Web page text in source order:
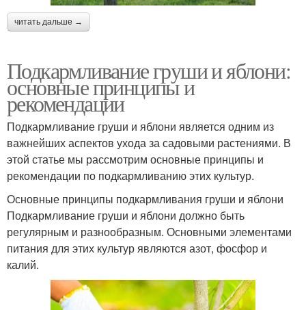
читать дальше →
Подкармливание груши и яблони:
основные принципы и
рекомендации
Подкармливание груши и яблони является одним из
важнейших аспектов ухода за садовыми растениями. В
этой статье мы рассмотрим основные принципы и
рекомендации по подкармливанию этих культур.
Основные принципы подкармливания груши и яблони
Подкармливание груши и яблони должно быть
регулярным и разнообразным. Основными элементами
питания для этих культур являются азот, фосфор и
калий.